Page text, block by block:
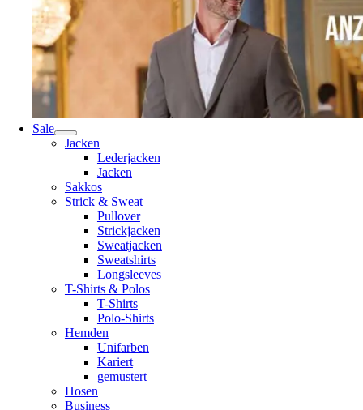
Sale
Jacken
Lederjacken
Jacken
Sakkos
Strick & Sweat
Pullover
Strickjacken
Sweatjacken
Sweatshirts
Longsleeves
T-Shirts & Polos
T-Shirts
Polo-Shirts
Hemden
Unifarben
Kariert
gemustert
Hosen
Business